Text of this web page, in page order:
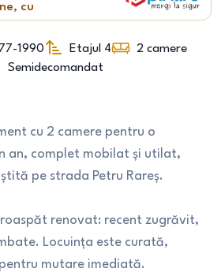
cu
1990 Etajul 4 2 camere
Semidecomandat
cu 2 camere pentru o
an, complet mobilat și utilat,
pe strada Petru Rareș.
renovat: recent zugrăvit,
Locuința este curată,
mutare imediată.